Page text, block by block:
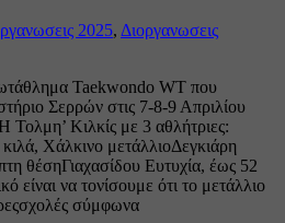
2025, Διοργανωσεις
Taekwondo WT που
Σερρών στις 7-8-9 Απριλίου
Τολμη’ Κιλκίς με 3 αθλήτριες:
Χάλκινο μετάλλιοΔεγκιάρη
θέσηΓιαχασίδου Ευτυχία, έως 52
είναι να τονίσουμε ότι το μετάλλιο
σύμφωνα